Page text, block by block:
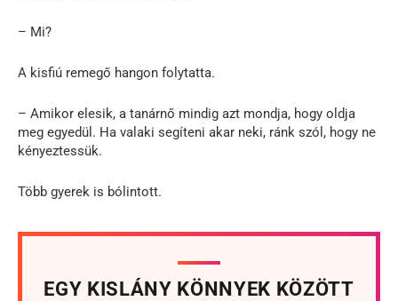
– Mi?
A kisfiú remegő hangon folytatta.
– Amikor elesik, a tanárnő mindig azt mondja, hogy oldja
meg egyedül. Ha valaki segíteni akar neki, ránk szól, hogy ne
kényeztessük.
Több gyerek is bólintott.
EGY KISLÁNY KÖNNYEK KÖZÖTT